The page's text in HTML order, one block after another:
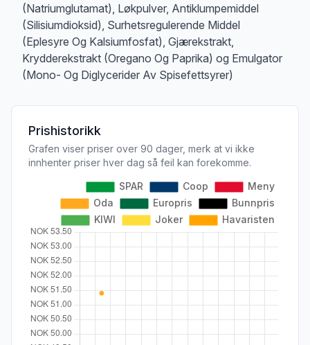
(Natriumglutamat), Løkpulver, Antiklumpemiddel
(Silisiumdioksid), Surhetsregulerende Middel
(Eplesyre Og Kalsiumfosfat), Gjærekstrakt,
Krydderekstrakt (Oregano Og Paprika) og Emulgator
(Mono- Og Diglycerider Av Spisefettsyrer)
Prishistorikk
Grafen viser priser over 90 dager, merk at vi ikke
innhenter priser hver dag så feil kan forekomme.